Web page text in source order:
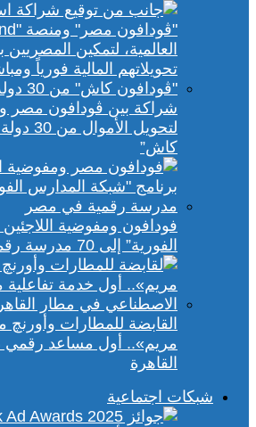
لتحويل
كاش”
فودافون ومفوضية
الفورية” إلى 70 مدرسة رقمية في مصر
القابضة للمطارات
مريم».. أول مساعد
القاهرة
شبكات اجتماعية